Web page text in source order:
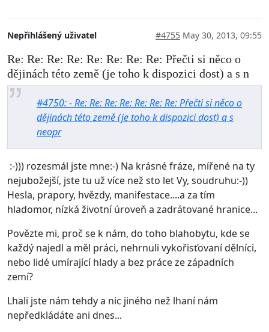
Nepřihlášený uživatel #4755 May 30, 2013, 09:55
Re: Re: Re: Re: Re: Re: Re: Re: Přečti si něco o
dějinách této země (je toho k dispozici dost) a s n
#4750: - Re: Re: Re: Re: Re: Re: Re: Přečti si něco o
dějinách této země (je toho k dispozici dost) a s
neopr
:-))) rozesmál jste mne:-) Na krásné fráze, mířené na ty
nejubožejší, jste tu už více než sto let Vy, soudruhu:-))
Hesla, prapory, hvězdy, manifestace....a za tím
hladomor, nízká životní úroveň a zadrátované hranice...
Povězte mi, proč se k nám, do toho blahobytu, kde se
každý najedl a měl práci, nehrnuli vykořisťovaní dělníci,
nebo lidé umírající hlady a bez práce ze západních
zemí?
Lhali jste nám tehdy a nic jiného než lhaní nám
nepředkládáte ani dnes...